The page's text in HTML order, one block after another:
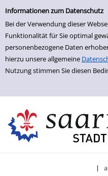
Einfache Suche
Informationen zum Datenschutz
Bei der Verwendung dieser
Funktionalität für Sie optimal
personenbezogene Daten
hierzu unsere allgemeine
Nutzung stimmen Sie diesen
Zur Detailanzeige springen
|